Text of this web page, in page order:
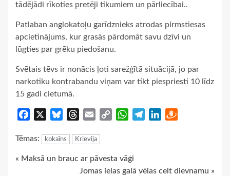
tādējādi rīkoties pretēji tikumiem un pārliecībai..
Patlaban anglokatoļu garīdznieks atrodas pirmstiesas
apcietinājums, kur grasās pārdomāt savu dzīvi un
lūgties par grēku piedošanu.
Svētais tēvs ir nonācis ļoti sarežģītā situācijā, jo par
narkotiku kontrabandu viņam var tikt piespriesti 10 līdz
15 gadi cietumā.
Facebook BlueskyThreads
Email
Copy
WhatsApp
TelegramLinkedIn
Tēmas: kokaīns Krievija
Continue
« Maksā un brauc ar pāvesta vāģi
Jomas ielas galā vēlas celt dievnamu »